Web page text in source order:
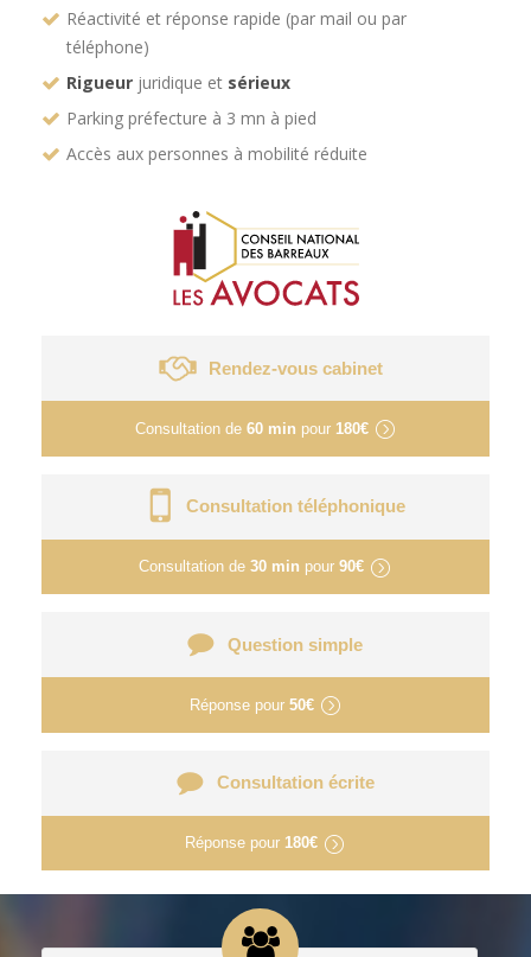
Réactivité et réponse rapide (par mail ou par
téléphone)
Rigueur juridique et sérieux
Parking préfecture à 3 mn à pied
Accès aux personnes à mobilité réduite
Rendez-vous cabinet
Consultation de 60 min pour 180€
Consultation téléphonique
Consultation de 30 min pour 90€
Question simple
Réponse pour 50€
Consultation écrite
Réponse pour 180€